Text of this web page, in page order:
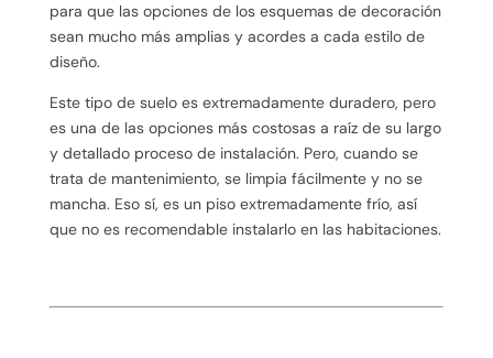
para que las opciones de los esquemas de decoración
sean mucho más amplias y acordes a cada estilo de
diseño.
Este tipo de suelo es extremadamente duradero, pero
es una de las opciones más costosas a raíz de su largo
y detallado proceso de instalación. Pero, cuando se
trata de mantenimiento, se limpia fácilmente y no se
mancha. Eso sí, es un piso extremadamente frío, así
que no es recomendable instalarlo en las habitaciones.